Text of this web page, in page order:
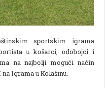
sportskim igrama
u košarci, odobojci i
na najbolji mogući način
Igrama u Kolašinu.